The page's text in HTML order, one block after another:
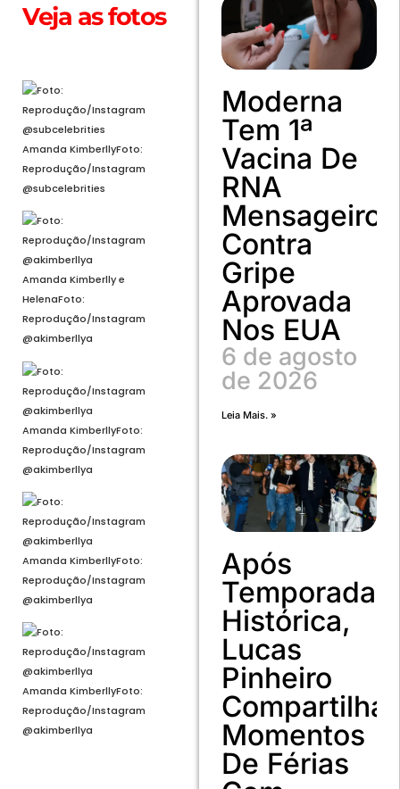
Veja as fotos
Amanda KimberllyFoto:
Reprodução/Instagram
@subcelebrities
Amanda Kimberlly e
HelenaFoto:
Reprodução/Instagram
@akimberllya
Amanda KimberllyFoto:
Reprodução/Instagram
@akimberllya
Amanda KimberllyFoto:
Reprodução/Instagram
@akimberllya
Amanda KimberllyFoto:
Reprodução/Instagram
@akimberllya
Moderna
Tem 1ª
Vacina De
RNA
Mensageiro
Contra
Gripe
Aprovada
Nos EUA
6 de agosto
de 2026
Leia Mais. »
Após
Temporada
Histórica,
Lucas
Pinheiro
Compartilha
Momentos
De Férias